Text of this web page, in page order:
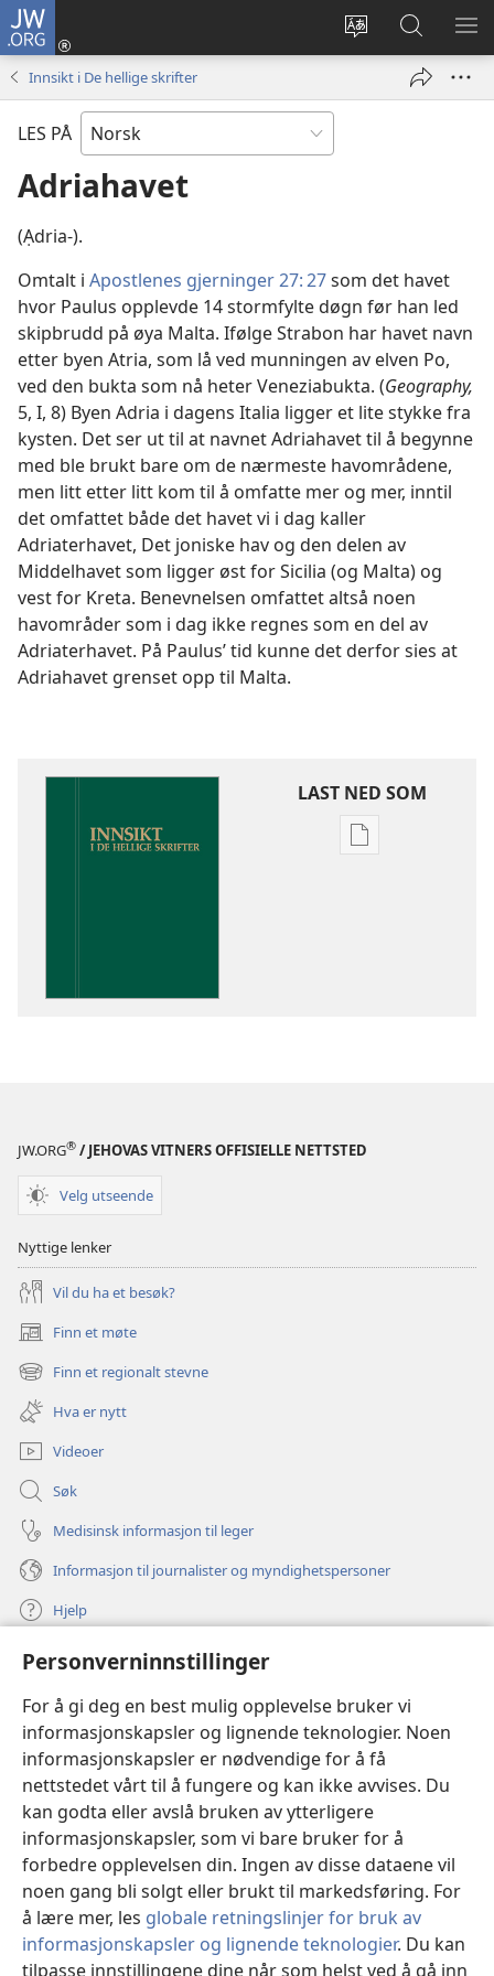
Personverninnstillinger
For å gi deg en best mulig opplevelse bruker vi
informasjonskapsler og lignende teknologier. Noen
informasjonskapsler er nødvendige for å få
nettstedet vårt til å fungere og kan ikke avvises. Du
kan godta eller avslå bruken av ytterligere
informasjonskapsler, som vi bare bruker for å
forbedre opplevelsen din. Ingen av disse dataene vil
noen gang bli solgt eller brukt til markedsføring. For
å lære mer, les globale retningslinjer for bruk av
informasjonskapsler og lignende teknologier. Du kan
tilpasse innstillingene dine når som helst ved å gå inn
JW.ORG
Endre
Logg
inn
vindu)
Søk
på
JW.ORG
VIS
Innsikt i De hellige skrifter
LES PÅ
Adriahavet
(Ạdria-).
Omtalt i Apostlenes gjerninger 27: 27som det havet
hvor Paulus opplevde 14 stormfylte døgn før han led
skipbrudd på øya Malta. Ifølge Strabon har havet navn
etter byen Atria, som lå ved munningen av elven Po,
ved den bukta som nå heter Veneziabukta. (Geography,
5, I, 8) Byen Adria i dagens Italia ligger et lite stykke fra
kysten. Det ser ut til at navnet Adriahavet til å begynne
med ble brukt bare om de nærmeste havområdene,
men litt etter litt kom til å omfatte mer og mer, inntil
det omfattet både det havet vi i dag kaller
Adriaterhavet, Det joniske hav og den delen av
Middelhavet som ligger øst for Sicilia (og Malta) og
vest for Kreta. Benevnelsen omfattet altså noen
havområder som i dag ikke regnes som en del av
Adriaterhavet. På Paulus’ tid kunne det derfor sies at
Adriahavet grenset opp til Malta.
LAST NED SOM
JW.ORG® / JEHOVAS VITNERS OFFISIELLE NETTSTED
Velg utseende
Nyttige lenker
Vil du ha et besøk?
Finn et møte
(åpner
nytt
vindu)
Finn et regionalt stevne
(åpner
nytt
vindu)
Hva er nytt
Videoer
Søk
Medisinsk informasjon til leger
Informasjon til journalister og myndighetspersoner
Hjelp
Bidrag
(åpner
nytt
vindu)Watchtower ONLINE LIBRARY™
(åpner
nytt
vindu) JW Hub ®
(åpner
nytt
vindu)JW Library ®
Watchtower Library